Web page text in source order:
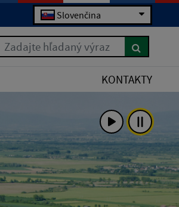
Slovenčina
Zadajte hľadaný výraz
KONTAKTY